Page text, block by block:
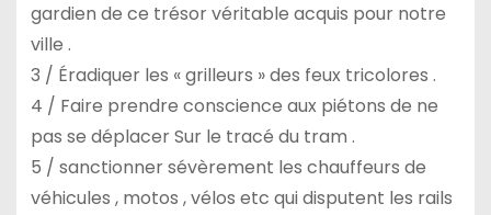
gardien de ce trésor véritable acquis pour notre
ville .
3 / Éradiquer les « grilleurs » des feux tricolores .
4 / Faire prendre conscience aux piétons de ne
pas se déplacer Sur le tracé du tram .
5 / sanctionner sévèrement les chauffeurs de
véhicules , motos , vélos etc qui disputent les rails